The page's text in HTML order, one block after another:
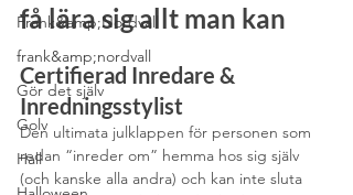
Frank&amp;Nordvall
frank&amp;nordvall
Gör det själv
Golv
Hall
få lära sig allt man kan
Certifierad Inredare &
Inredningsstylist
Den ultimata julklappen för personen som
redan “inreder om” hemma hos sig själv
(och kanske alla andra) och kan inte sluta